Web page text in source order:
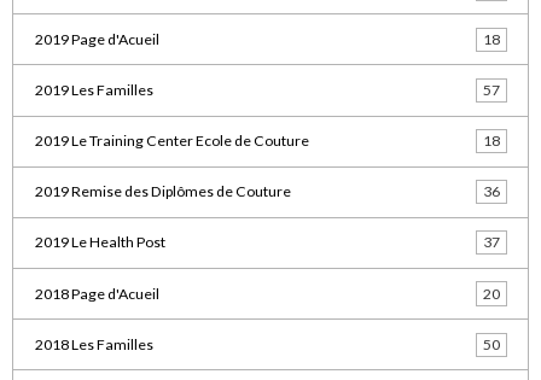
2019 Page d'Acueil 18
2019 Les Familles 57
2019 Le Training Center Ecole de Couture 18
2019 Remise des Diplômes de Couture 36
2019 Le Health Post 37
2018 Page d'Acueil 20
2018 Les Familles 50